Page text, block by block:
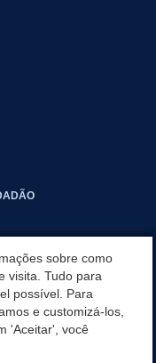
sobre como
visita. Tudo para
possível. Para
e customizá-los,
'Aceitar', você